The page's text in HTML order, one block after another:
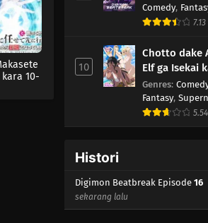
10-
Comedy,
7.13
10
Chotto dake
Elf ga Isekai
Genres:
Fantasy,
Fantasy
5.54
Histori
Digimon Beatbreak Episode 16
sekarang lalu